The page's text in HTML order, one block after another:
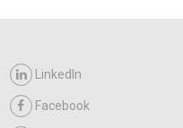
LinkedIn
Facebook